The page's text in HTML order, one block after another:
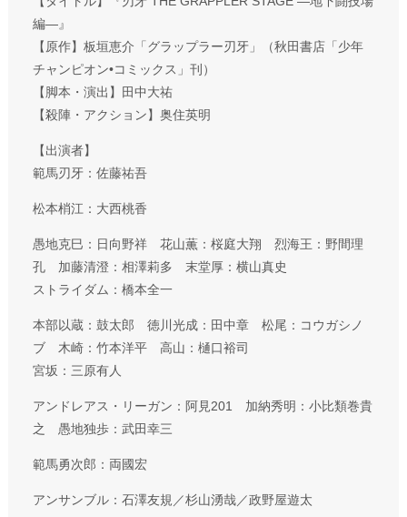
編―』
【原作】板垣恵介「グラップラー刃牙」（秋田書店「少年
チャンピオン•コミックス」刊）
【脚本・演出】田中大祐
【殺陣・アクション】奥住英明
【出演者】
範馬刃牙：佐藤祐吾
松本梢江：大西桃香
愚地克巳：日向野祥 花山薫：桜庭大翔 烈海王：野間理
孔 加藤清澄：相澤莉多 末堂厚：横山真史
ストライダム：橋本全一
本部以蔵：鼓太郎 徳川光成：田中章 松尾：コウガシノ
ブ 木崎：竹本洋平 高山：樋口裕司
宮坂：三原有人
アンドレアス・リーガン：阿見201 加納秀明：小比類巻貴
之 愚地独歩：武田幸三
範馬勇次郎：両國宏
アンサンブル：石澤友規／杉山湧哉／政野屋遊太